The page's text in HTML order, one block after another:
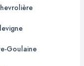
Goulaine